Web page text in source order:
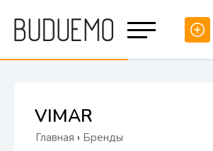
VIMAR
Главная › Бренды